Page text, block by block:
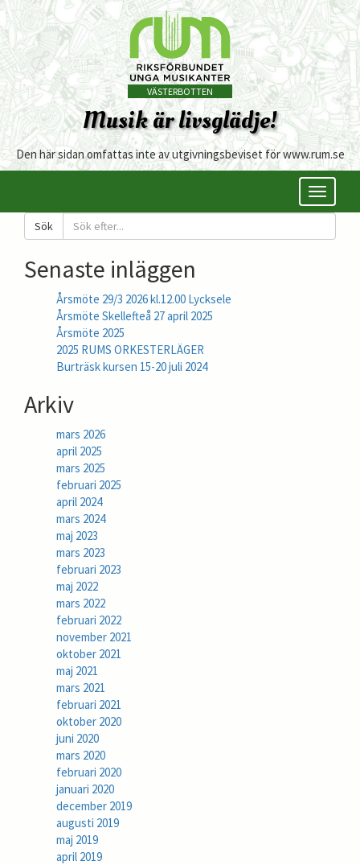
VÄSTERBOTTEN
Musik är livsglädje!
Den här sidan omfattas inte av utgivningsbeviset för www.rum.se
Öppna/
meny
Sök
Senaste inläggen
Årsmöte 29/3 2026 kl.12.00 Lycksele
Årsmöte Skellefteå 27 april 2025
Årsmöte 2025
2025 RUMS ORKESTERLÄGER
Burträsk kursen 15-20 juli 2024
Arkiv
mars 2026
april 2025
mars 2025
februari 2025
april 2024
mars 2024
maj 2023
mars 2023
februari 2023
maj 2022
mars 2022
februari 2022
november 2021
oktober 2021
maj 2021
mars 2021
februari 2021
oktober 2020
juni 2020
mars 2020
februari 2020
januari 2020
december 2019
augusti 2019
maj 2019
april 2019